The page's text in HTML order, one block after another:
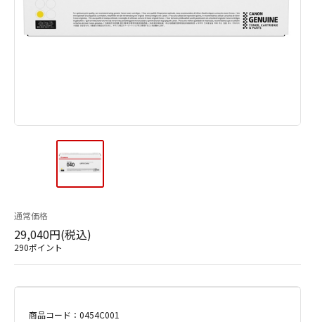
通常価格
29,040円(税込)
290ポイント
商品コード：0454C001